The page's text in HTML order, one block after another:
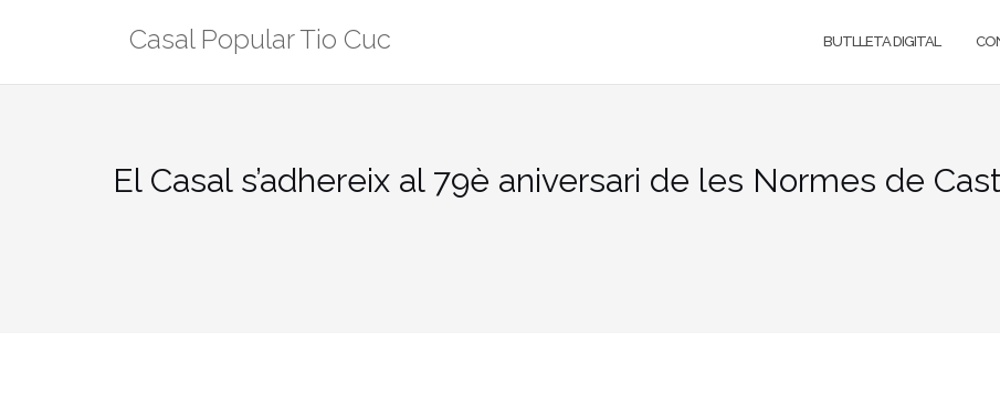
Casal Popular Tio Cuc BUTLLETA DIGITAL
El Casal s’adhereix al 79è aniversari de les Normes de